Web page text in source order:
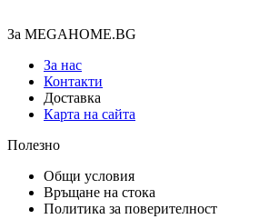
За MEGAHOME.BG
За нас
Контакти
Доставка
Карта на сайта
Полезно
Общи условия
Връщане на стока
Политика за поверителност